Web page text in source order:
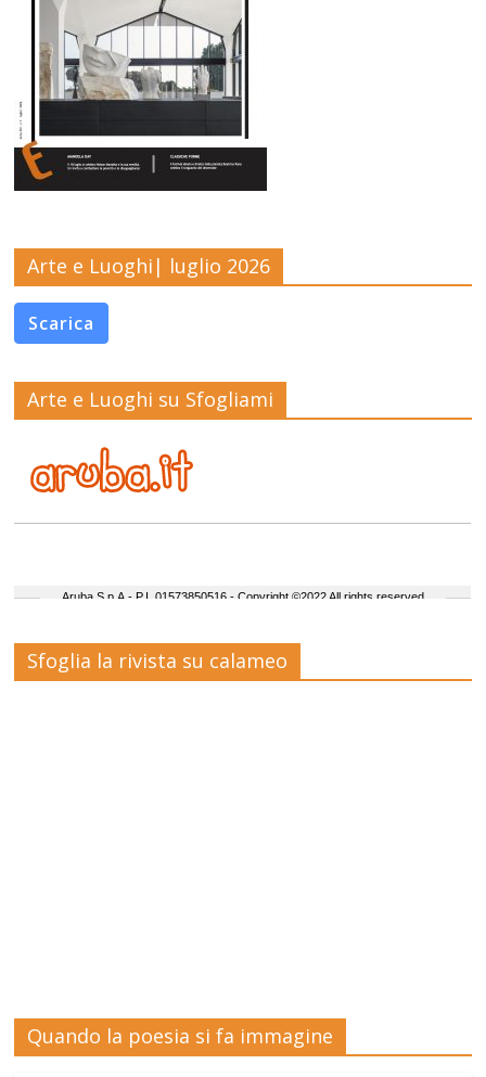
Arte e Luoghi| luglio 2026
Scarica
Arte e Luoghi su Sfogliami
Sfoglia la rivista su calameo
Quando la poesia si fa immagine